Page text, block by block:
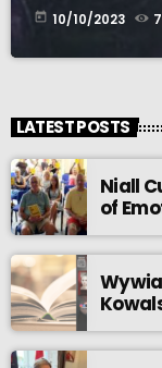
today 10/10/2023
LATEST POSTS
Niall
of